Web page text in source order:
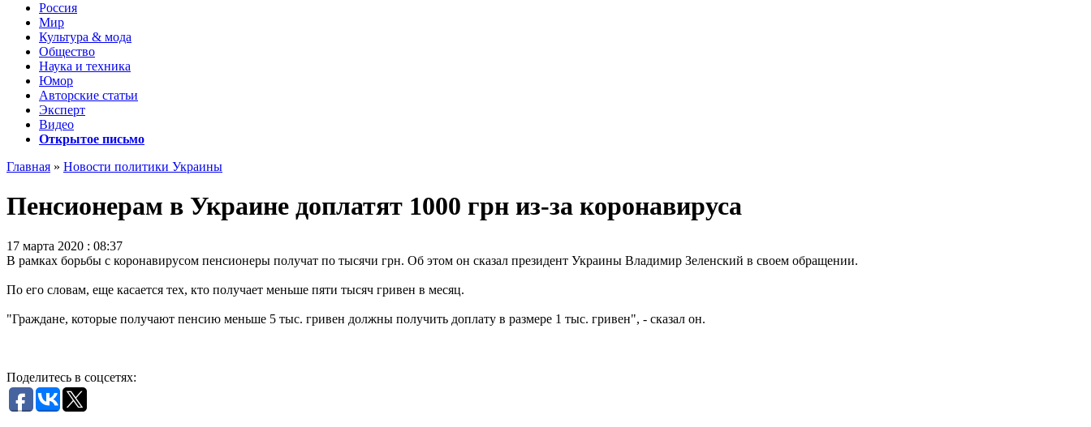
Россия
Мир
Культура & мода
Общество
Наука и техника
Юмор
Авторские статьи
Эксперт
Видео
Открытое письмо
Главная » Новости политики Украины
Пенсионерам в Украине доплатят 1000 грн из-за коронавируса
17 марта 2020 : 08:37
В рамках борьбы с коронавирусом пенсионеры получат по тысячи грн. Об этом он сказал президент Украины Владимир Зеленский в своем обращении.
По его словам, еще касается тех, кто получает меньше пяти тысяч гривен в месяц.
"Граждане, которые получают пенсию меньше 5 тыс. гривен должны получить доплату в размере 1 тыс. гривен", - сказал он.
Поделитесь в соцсетях: